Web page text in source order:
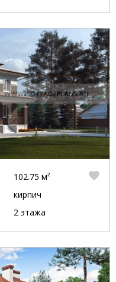
102.75 м²
кирпич
2 этажа